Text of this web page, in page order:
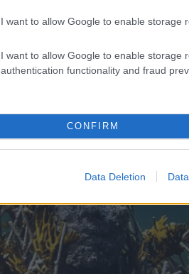
I want to allow Google to enable storage
I want to allow Google to enable storage
authentication functionality and fraud
CONFIRM
Data Deletion